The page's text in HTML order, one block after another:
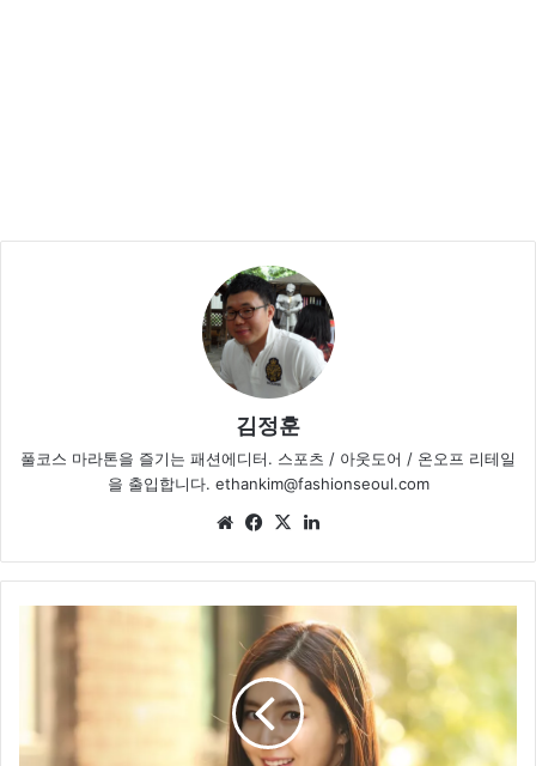
김정훈
풀코스 마라톤을 즐기는 패션에디터. 스포츠 / 아웃도어 / 온오프 리테일
을 출입합니다. ethankim@fashionseoul.com
We
te
Fa
bo
ok
X
dIn
리